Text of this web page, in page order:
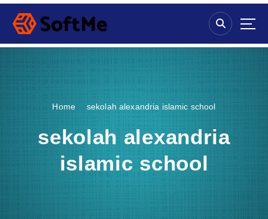
S
p
Home sekolah alexandria islamic school
sekolah alexandria
islamic school